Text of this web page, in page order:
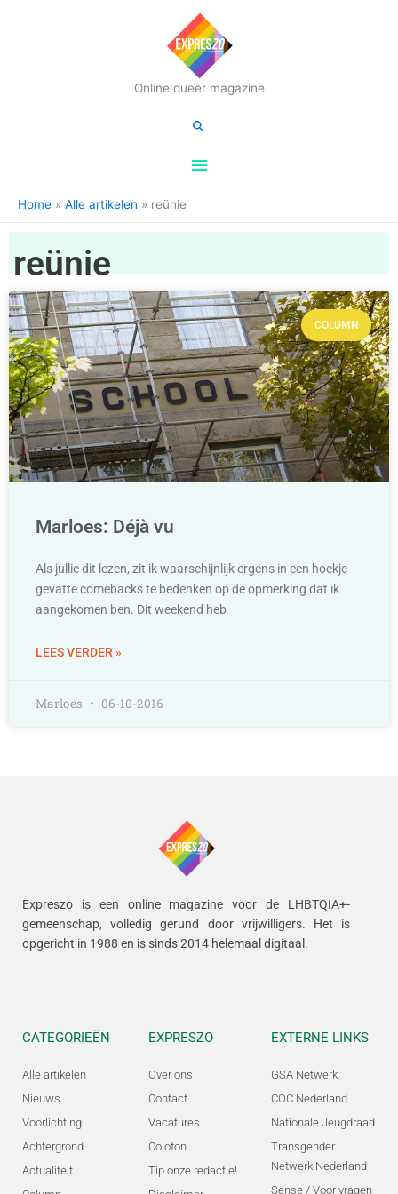
Online queer magazine
Hoofdmenu
Zoeken
Home Alle artikelen reünie
reünie
COLUMN
Marloes: Déjà vu
Als jullie dit lezen, zit ik waarschijnlijk ergens in een hoekje
gevatte comebacks te bedenken op de opmerking dat ik
aangekomen ben. Dit weekend heb
LEES VERDER »
Marloes 06-10-2016
Expreszo is een online magazine voor de LHBTQIA+-
gemeenschap, volledig gerund door vrijwilligers. Het is
opgericht in 1988 en is sinds 2014 helemaal digitaal.
CATEGORIEËN
Alle artikelen
Nieuws
Voorlichting
Achtergrond
Actualiteit
EXPRESZO
Over ons
Contact
Vacatures
Colofon
Tip onze redactie!
EXTERNE LINKS
GSA Netwerk
COC Nederland
Nationale Jeugdraad
Transgender
Netwerk Nederland
Sense / Voor vragen